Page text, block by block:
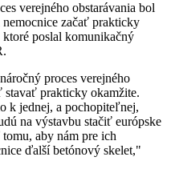
verejného obstarávania bol
začať prakticky
poslal komunikačný
proces verejného
stavať prakticky okamžite.
k jednej, a pochopiteľnej,
na výstavbu stačiť európske
aby nám pre ich
ďalší betónový skelet,"